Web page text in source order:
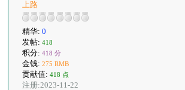
上路
精华:0
发帖:418
积分:418 分
金钱:275 RMB
贡献值:418 点
注册:2023-11-22